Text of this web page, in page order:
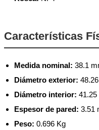
Características
Medida nominal: 38.1
Diámetro exterior:
Diámetro interior: 41.25
Espesor de pared: 3.51
Peso: 0.696 Kg